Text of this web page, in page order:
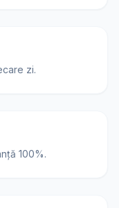
zi.
100%.